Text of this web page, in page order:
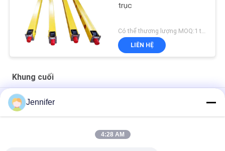
trục
LIÊN HỆ
Khung cuối
Chạy trên cùng cần trục Kết thúc vận chuyển Cầu trục dầm
đôi Cầu trục
Jennifer
4:28 AM